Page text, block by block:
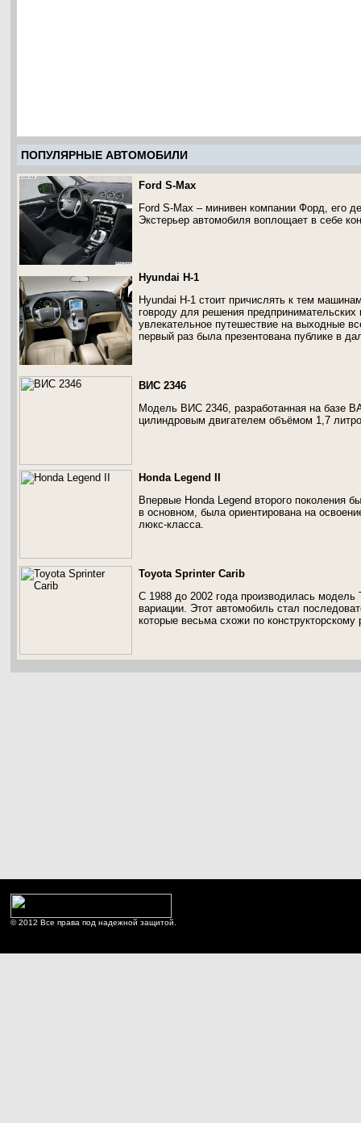
ПОПУЛЯРНЫЕ АВТОМОБИЛИ
Ford S-Max
Ford S-Max – минивен компании Форд, его
Экстерьер автомобиля воплощает в себе
Hyundai H-1
Hyundai H-1 стоит причислять к тем
говроду для решения предпринимательских
увлекательное путешествие на выходные
первый раз была презентована публике в
ВИС 2346
Модель ВИС 2346, разработанная на базе
цилиндровым двигателем объёмом 1,7
Honda Legend II
Впервые Honda Legend второго поколения
в основном, была ориентирована на
люкс-класса.
Toyota Sprinter Carib
С 1988 до 2002 года производилась
вариации. Этот автомобиль стал
которые весьма схожи по
© 2012 Все права под надежной защитой.